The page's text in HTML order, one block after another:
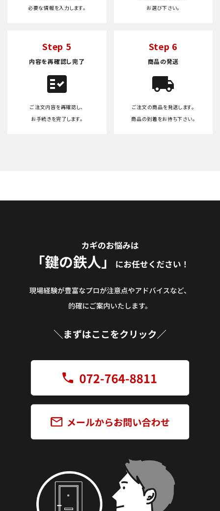
必要な情報を入力します。
お選び下さい。
Step 5
内容を再確認し完了
fact_check
ご注文内容を再確認し、
お手続きを完了します。
Step 6
商品の発送
local_shipping
ご注文の商品を発送します。
商品の到着をお待ち下さい。